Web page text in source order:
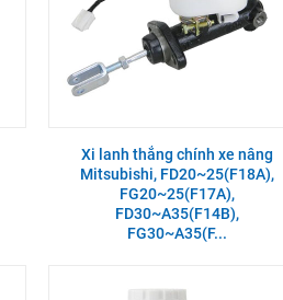
Xi lanh thắng chính xe nâng
Mitsubishi, FD20~25(F18A),
FG20~25(F17A),
FD30~A35(F14B),
FG30~A35(F...